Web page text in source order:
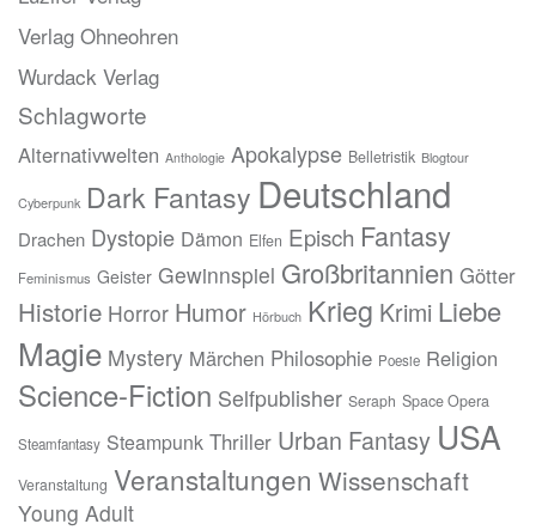
Verlag Ohneohren
Wurdack Verlag
Schlagworte
Alternativwelten Anthologie Apokalypse Belletristik Blogtour
Cyberpunk Dark Fantasy Deutschland
Drachen Dystopie Dämon Elfen Episch Fantasy
Feminismus Geister Gewinnspiel Großbritannien Götter
Historie Horror Humor Hörbuch Krieg Krimi Liebe
Magie Mystery Märchen Philosophie Poesie Religion
Science-Fiction Selfpublisher Seraph Space Opera
Steamfantasy Steampunk Thriller Urban Fantasy USA
Veranstaltung Veranstaltungen Wissenschaft
Young Adult